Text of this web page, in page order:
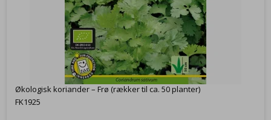
Økologisk koriander – Frø (rækker til ca. 50 planter)
FK1925